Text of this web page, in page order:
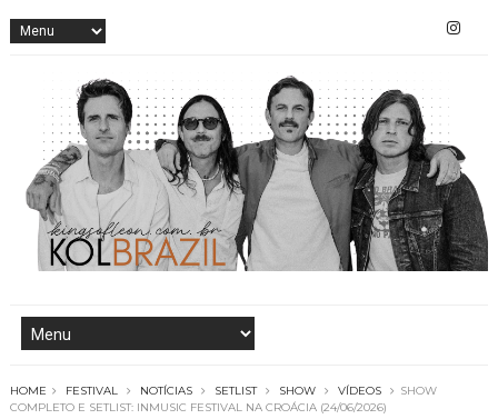
HOME FESTIVAL NOTÍCIAS SETLIST SHOW VÍDEOS
SHOW
COMPLETO E SETLIST: INMUSIC FESTIVAL NA CROÁCIA (24/06/2026)